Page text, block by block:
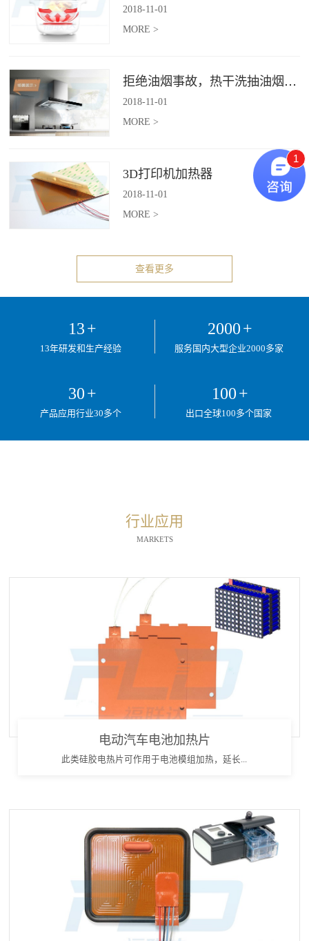
2018-11-01
MORE >
拒绝油烟事故，热干洗抽油烟机给你安全洁净厨房
2018-11-01
MORE >
3D打印机加热器
2018-11-01
MORE >
查看更多
13+
13年研发和生产经验
2000+
服务国内大型企业2000多家
30+
产品应用行业30多个
100+
出口全球100多个国家
行业应用
MARKETS
电动汽车电池加热片
此类硅胶电热片可作用于电池模组加热，延长...
1